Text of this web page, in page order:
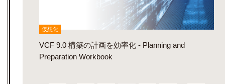
仮想化
VCF 9.0 構築の計画を効率化 - Planning and
Preparation Workbook